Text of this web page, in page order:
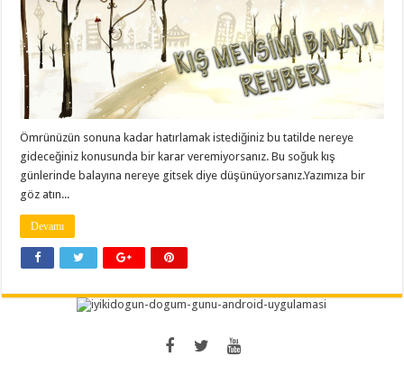
Ömrünüzün sonuna kadar hatırlamak istediğiniz bu tatilde nereye
gideceğiniz konusunda bir karar veremiyorsanız. Bu soğuk kış
günlerinde balayına nereye gitsek diye düşünüyorsanız.Yazımıza bir
göz atın...
Devamı